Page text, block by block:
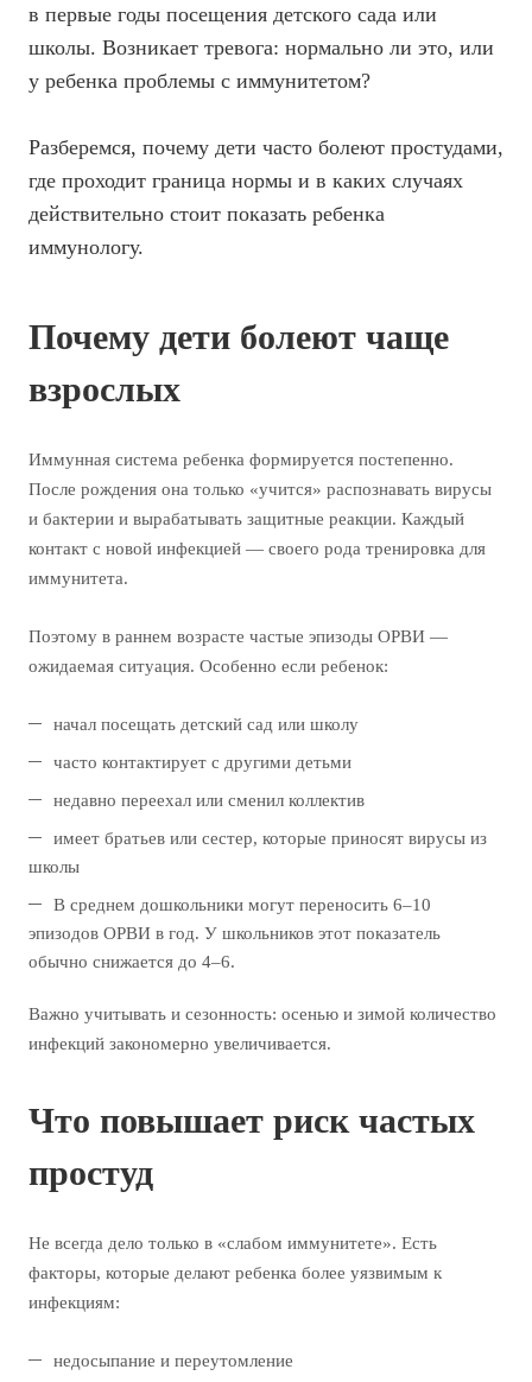
в первые годы посещения детского сада или
школы. Возникает тревога: нормально ли это, или
у ребенка проблемы с иммунитетом?
Разберемся, почему дети часто болеют простудами,
где проходит граница нормы и в каких случаях
действительно стоит показать ребенка
иммунологу.
Почему дети болеют чаще
взрослых
Иммунная система ребенка формируется постепенно.
После рождения она только «учится» распознавать вирусы
и бактерии и вырабатывать защитные реакции. Каждый
контакт с новой инфекцией — своего рода тренировка для
иммунитета.
Поэтому в раннем возрасте частые эпизоды ОРВИ —
ожидаемая ситуация. Особенно если ребенок:
начал посещать детский сад или школу
часто контактирует с другими детьми
недавно переехал или сменил коллектив
имеет братьев или сестер, которые приносят вирусы из
школы
В среднем дошкольники могут переносить 6–10
эпизодов ОРВИ в год. У школьников этот показатель
обычно снижается до 4–6.
Важно учитывать и сезонность: осенью и зимой количество
инфекций закономерно увеличивается.
Что повышает риск частых
простуд
Не всегда дело только в «слабом иммунитете». Есть
факторы, которые делают ребенка более уязвимым к
инфекциям:
недосыпание и переутомление